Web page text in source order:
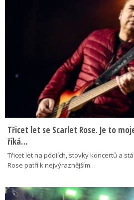
Třicet let se Scarlet Rose. Je to
říká…
Třicet let na pódiích, stovky koncertů a
Rose patří k nejvýraznějším…